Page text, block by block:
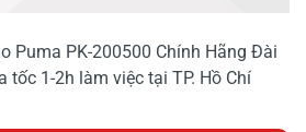
Puma PK-200500 Chính Hãng Đài
tốc 1-2h làm việc tại TP. Hồ Chí